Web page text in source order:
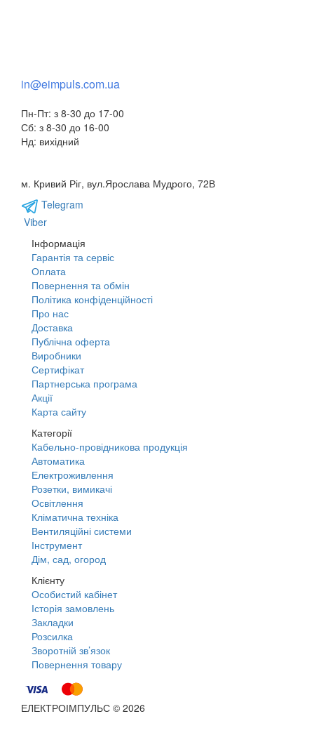
in@eimpuls.com.ua
Пн-Пт: з 8-30 до 17-00
Сб: з 8-30 до 16-00
Нд: вихідний
м. Кривий Ріг, вул.Ярослава Мудрого, 72В
Telegram
Viber
Інформація
Гарантія та сервіс
Оплата
Повернення та обмін
Політика конфіденційності
Про нас
Доставка
Публічна оферта
Виробники
Сертифікат
Партнерська програма
Акції
Карта сайту
Категорії
Кабельно-провідникова продукція
Автоматика
Електроживлення
Розетки, вимикачі
Освітлення
Кліматична техніка
Вентиляційні системи
Інструмент
Дім, сад, огород
Клієнту
Особистий кабінет
Історія замовлень
Закладки
Розсилка
Зворотній зв’язок
Повернення товару
ЕЛЕКТРОІМПУЛЬС © 2026